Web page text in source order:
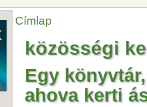
Címlap
közösségi
Egy
ahova kerti